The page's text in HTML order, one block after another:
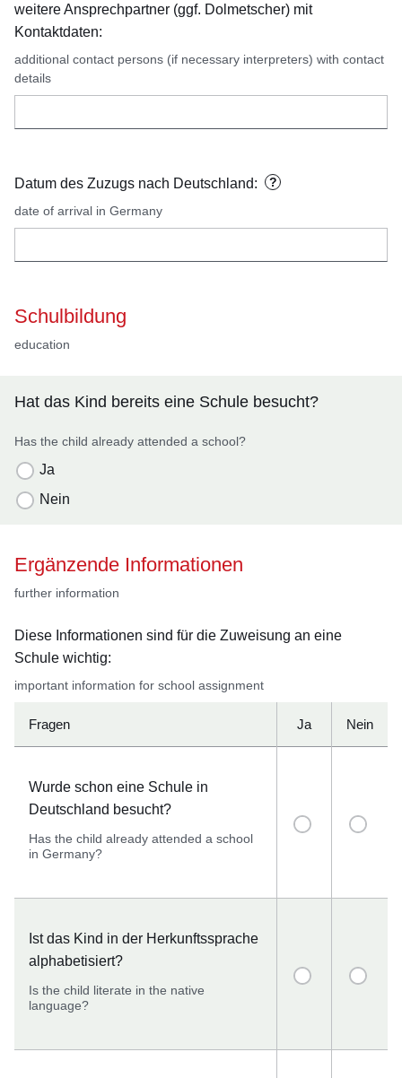
weitere Ansprechpartner (ggf. Dolmetscher) mit
Kontaktdaten:
additional contact persons (if necessary interpreters) with contact
details
Datum des Zuzugs nach Deutschland:
?
date of arrival in Germany
Schulbildung
education
Hat das Kind bereits eine Schule besucht?
Has the child already attended a school?
Ja
Nein
Ergänzende Informationen
further information
Diese Informationen sind für die Zuweisung an eine
Schule wichtig:
important information for school assignment
Fragen Ja Nein
Wurde schon eine Schule in
Deutschland besucht?
Has the child already attended a school
in Germany?
Ist das Kind in der Herkunftssprache
alphabetisiert?
Is the child literate in the native
language?